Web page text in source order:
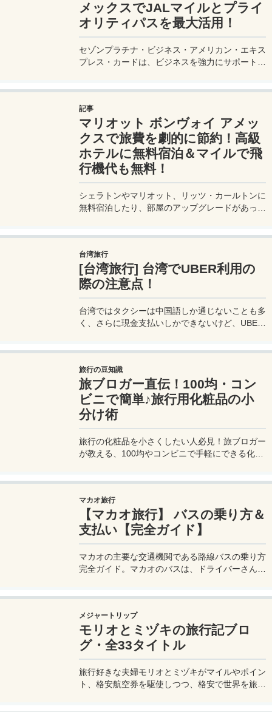
メックスでJALマイルとプライ
オリティパスを最大活用！
セゾンプラチナ・ビジネス・アメリカン・エキス
プレス・カードは、ビジネスを強力にサポートす
最適です。初年度の年会費無料も魅力。ステータ
スと実用性を兼ね備えたビジネスカードで、あな
たのビジネスをワンランクアップさせませんか？
記事
マリオット ボンヴォイ アメッ
クスで旅費を劇的に節約！高級
ホテルに無料宿泊＆マイルで飛
行機代も無料！
シェラトンやマリオット、リッツ・カールトンに
無料宿泊したり、部屋のアップグレードがあった
カード 」の魅力とメリット、デメリットを交え
詳しく紹介していきたい。
台湾旅行
[台湾旅行] 台湾でUBER利用の
際の注意点！
台湾ではタクシーは中国語しか通じないことも多
く、さらに現金支払いしかできないけど、UBER
舞われることもあるので注意が必要だ。
旅行の豆知識
旅ブロガー直伝！100均・コン
ビニで簡単♪旅行用化粧品の小
分け術
旅行の化粧品を小さくしたい人必見！旅ブロガー
が教える、100均やコンビニで手軽にできる化粧
マカオ旅行
【マカオ旅行】 バスの乗り方＆
支払い【完全ガイド】
マカオの主要な交通機関である路線バスの乗り方
完全ガイド。マカオのバスは、ドライバーさんも
法を知って、現地での移動に備えよう。
メジャートリップ
モリオとミヅキの旅行記ブロ
グ・全33タイトル
旅行好きな夫婦モリオとミヅキがマイルやポイン
ト、格安航空券を駆使しつつ、格安で世界を旅す